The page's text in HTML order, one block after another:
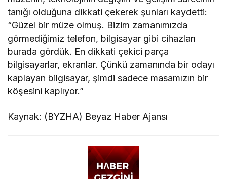
tanığı olduğuna dikkati çekerek şunları kaydetti:
“Güzel bir müze olmuş. Bizim zamanımızda
görmediğimiz telefon, bilgisayar gibi cihazları
burada gördük. En dikkati çekici parça
bilgisayarlar, ekranlar. Çünkü zamanında bir odayı
kaplayan bilgisayar, şimdi sadece masamızın bir
köşesini kaplıyor.”
Kaynak: (BYZHA) Beyaz Haber Ajansı